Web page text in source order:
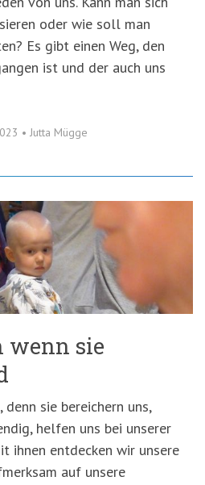
oder wie soll man
Es gibt einen Weg, den
ist und der auch uns
• Jutta Mügge
wenn sie
sie bereichern uns,
helfen uns bei unserer
ihnen entdecken wir unsere
auf unsere